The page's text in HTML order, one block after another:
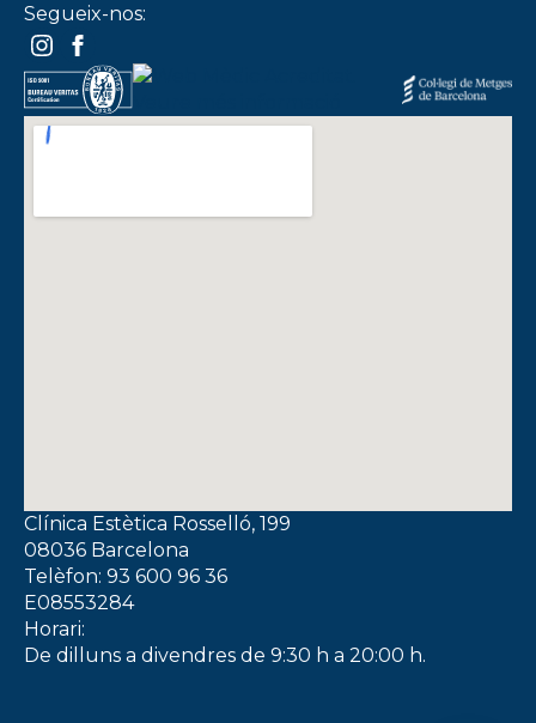
Segueix-nos:
Clínica Estètica Rosselló, 199
08036 Barcelona
Telèfon: 93 600 96 36
E08553284
Horari:
De dilluns a divendres de 9:30 h a 20:00 h.